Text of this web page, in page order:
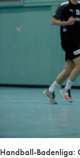
Handball-Badenliga: